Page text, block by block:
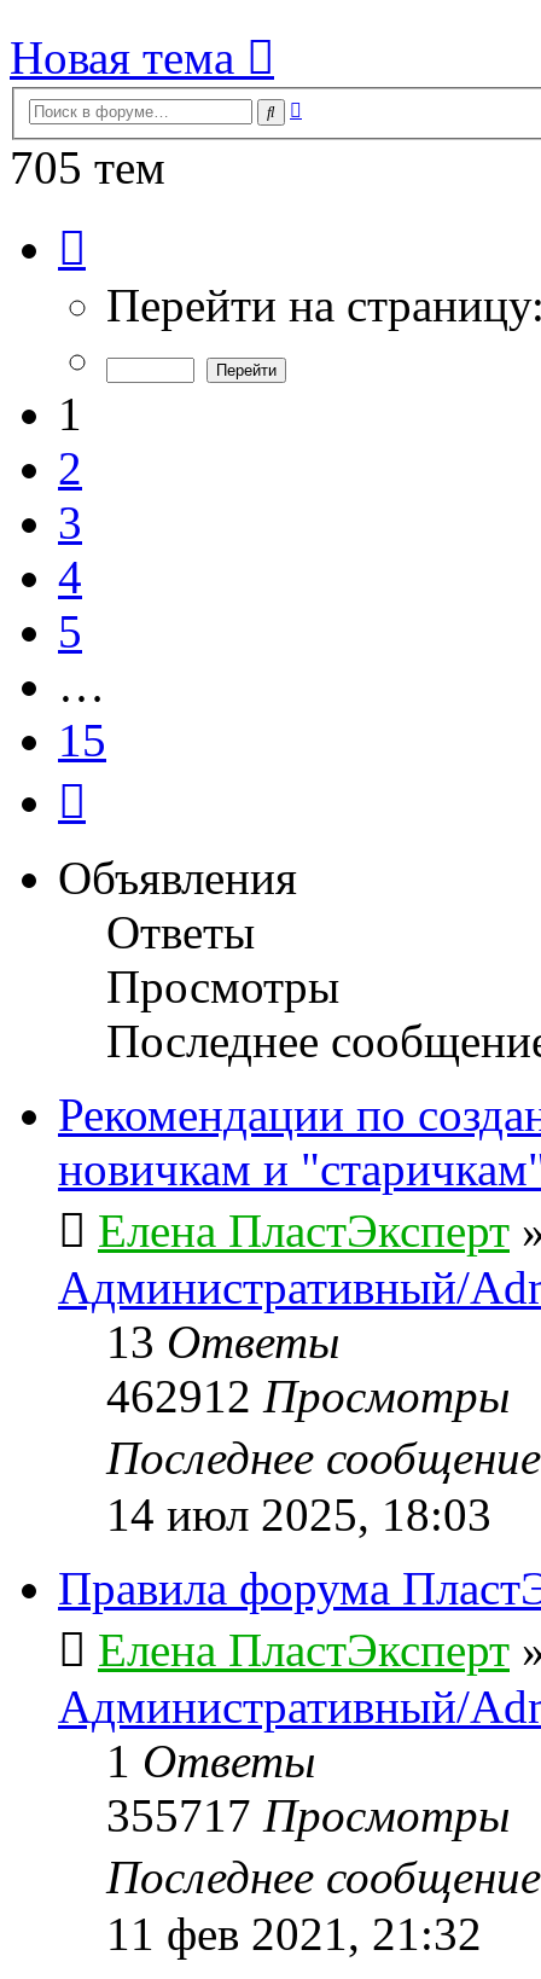
Новая тема
Поиск
705 тем
из
Перейти на
1
2
3
4
5
…
15
Объявления
Ответы
Просмотры
Последнее
Рекомендации по
новичкам и
Елена ПластЭксперт
Административный/
13 Ответы
462912 Просмотры
Последнее
14 июл 2025, 18:03
Правила форума
Елена ПластЭксперт
Административный/
1 Ответы
355717 Просмотры
Последнее
11 фев 2021, 21:32